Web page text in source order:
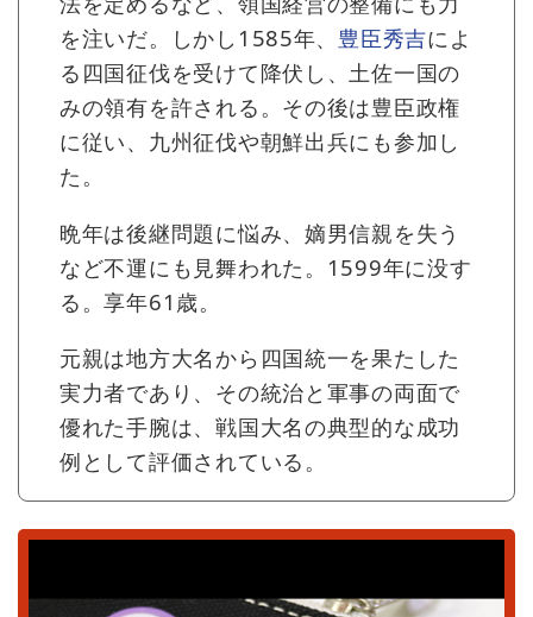
を注いだ。しかし1585年、 豊臣秀吉によ
る四国征伐を受けて降伏し、土佐一国の
みの領有を許される。その後は豊臣政権
に従い、九州征伐や朝鮮出兵にも参加し
た。
晩年は後継問題に悩み、嫡男信親を失う
など不運にも見舞われた。1599年に没す
る。享年61歳。
元親は地方大名から四国統一を果たした
実力者であり、その統治と軍事の両面で
優れた手腕は、戦国大名の典型的な成功
例として評価されている。